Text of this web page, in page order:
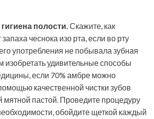
полости. Скажите, как
запаха чеснока изо рта, если во рту
употребления не побывала зубная
изобретать удивительные способы
если 70% амбре можно
качественной чистки зубов
пастой. Проведите процедуру
обойдите щеткой каждый